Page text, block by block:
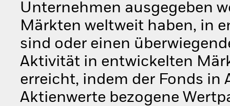
Unternehmen ausgegeben
Märkten weltweit haben, in
sind oder einen
Aktivität in entwickelten
erreicht, indem der Fonds
Aktienwerte bezogene